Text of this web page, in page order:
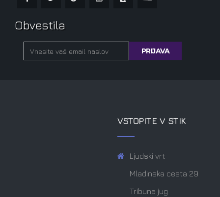
Obvestila
VSTOPITE V STIK
Ljudski vrt
Mladinska cesta 29
Tribuna jug